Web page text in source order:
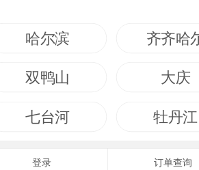
哈尔滨 齐齐哈
双鸭山 大庆
七台河 牡丹江
登录 订单查询